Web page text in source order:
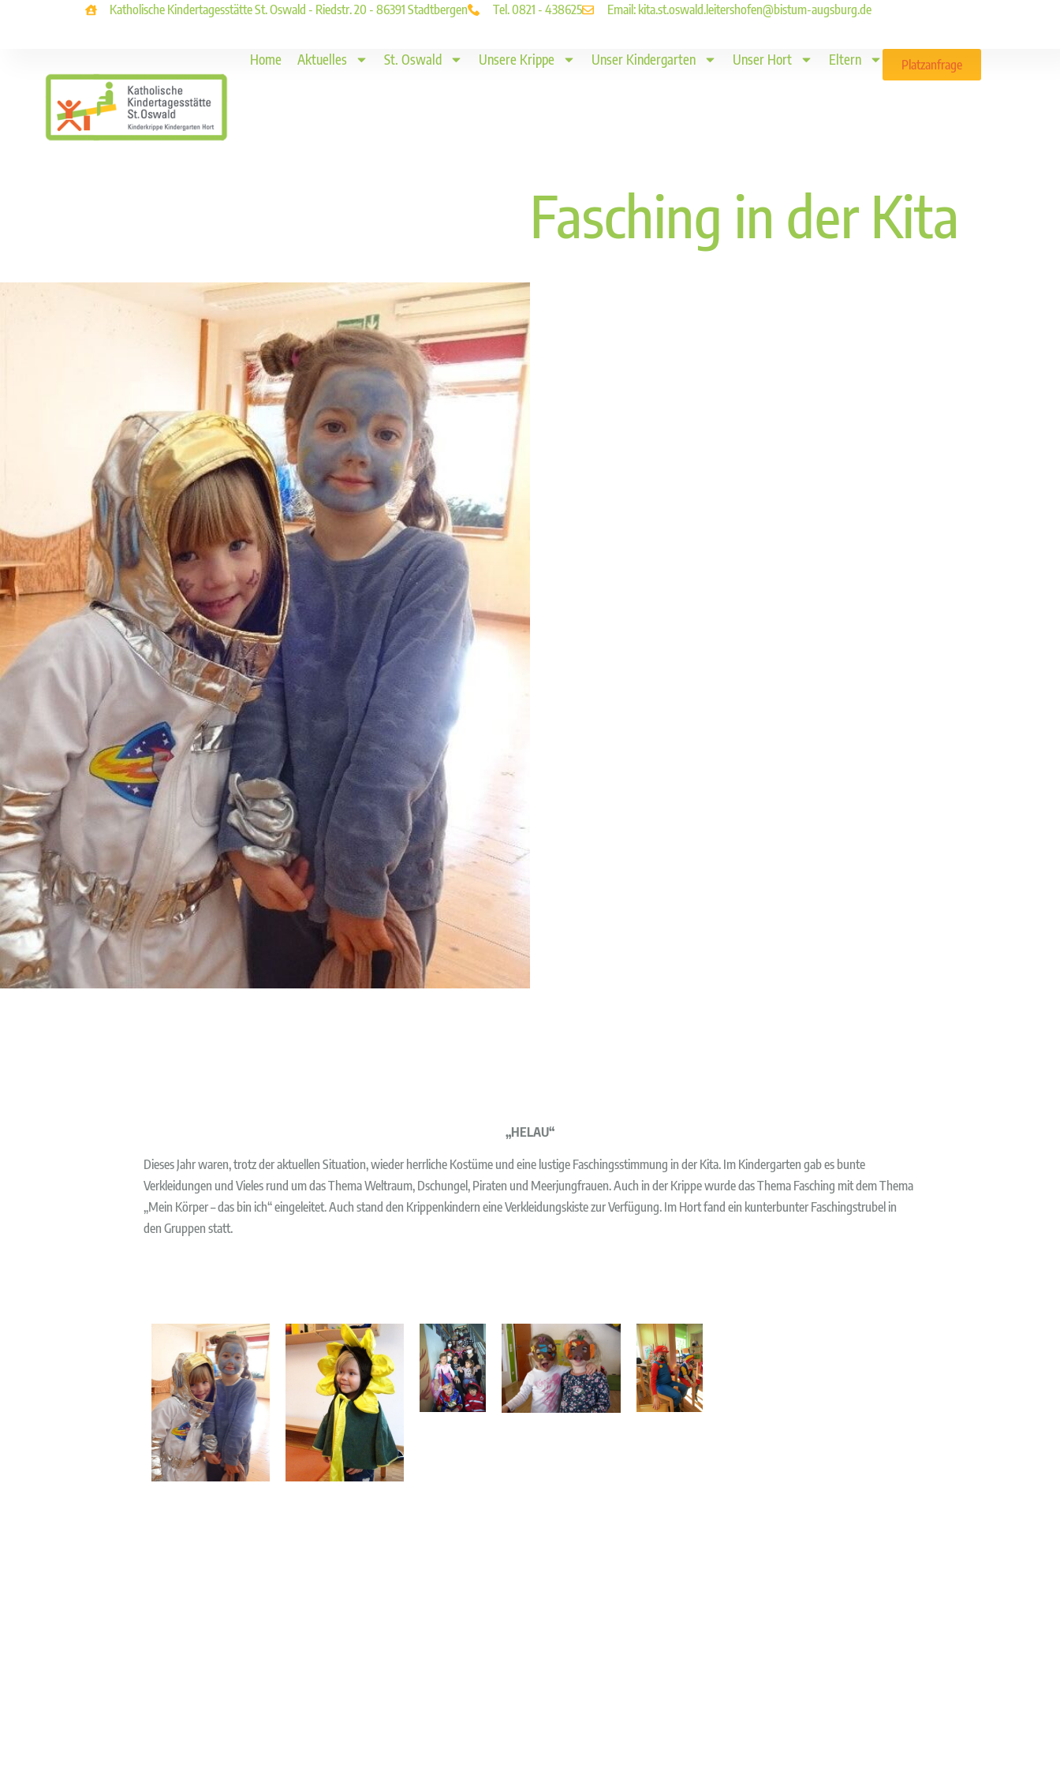
Katholische Kindertagesstätte St. Oswald - Riedstr. 20 - 86391 Stadtbergen Tel. 0821 - 438625 Email: kita.st.oswald.leitershofen@bistum-augsburg.de
Home Aktuelles St. Oswald Unsere Krippe Unser Kindergarten Unser Hort Eltern Platzanfrage
Fasching in der Kita
„HELAU“
Dieses Jahr waren, trotz der aktuellen Situation, wieder herrliche Kostüme und eine lustige Faschingsstimmung in der Kita. Im Kindergarten gab es bunte
Verkleidungen und Vieles rund um das Thema Weltraum, Dschungel, Piraten und Meerjungfrauen. Auch in der Krippe wurde das Thema Fasching mit dem Thema
„Mein Körper – das bin ich“ eingeleitet. Auch stand den Krippenkindern eine Verkleidungskiste zur Verfügung. Im Hort fand ein kunterbunter Faschingstrubel in
den Gruppen statt.